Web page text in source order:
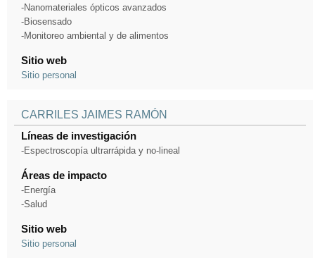
-Nanomateriales ópticos avanzados
-Biosensado
-Monitoreo ambiental y de alimentos
Sitio web
Sitio personal
CARRILES JAIMES RAMÓN
Líneas de investigación
-Espectroscopía ultrarrápida y no-lineal
Áreas de impacto
-Energía
-Salud
Sitio web
Sitio personal